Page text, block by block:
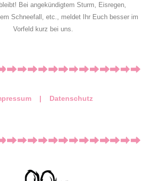
Bei angekündigtem Sturm, Eisregen,
Schneefall, etc., meldet Ihr Euch besser im
Vorfeld kurz bei uns.
| Datenschutz